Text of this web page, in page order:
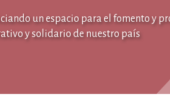
un espacio para el fomento y
y solidario de nuestro país